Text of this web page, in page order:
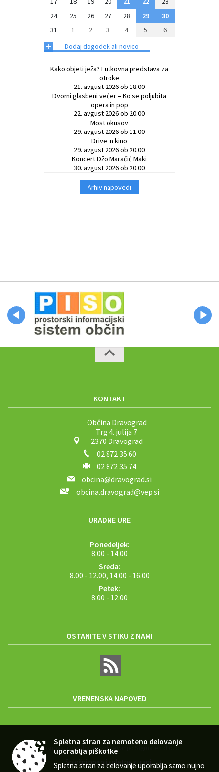
24
25 26 27 28 29
30
31
1 2 3 4 5 6
+ Dodaj dogodek ali novico
Kako objeti ježa? Lutkovna predstava za
otroke
21. avgust 2026 ob 18.00
Dvorni glasbeni večer – Ko se poljubita
opera in pop
22. avgust 2026 ob 20.00
Most okusov
29. avgust 2026 ob 11.00
Drive in kino
29. avgust 2026 ob 20.00
Koncert Džo Maračić Maki
30. avgust 2026 ob 20.00
Arhiv napovedi
KONTAKT
Občina Dravograd
Trg 4. julija 7
2370 Dravograd
02 872 35 60
02 872 35 74
obcina@dravograd.si
obcina.dravograd@vep.si
URADNE URE
Ponedeljek:
8.00 - 14.00
Sreda:
8.00 - 12.00, 14.00 - 16.00
Petek:
8.00 - 12.00
OSTANITE V STIKU Z NAMI
VREMENSKA NAPOVED
Zasnova, izvedba in vzdrževanje: Sigmateh d.o.o.
|
Spletna stran za nemoteno delovanje
uporablja piškotke
Spletna stran za delovanje uporablja samo nujno